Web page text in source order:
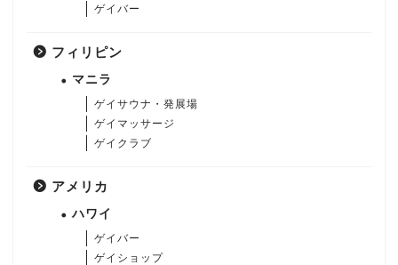
ゲイバー
フィリピン
マニラ
ゲイサウナ・発展場
ゲイマッサージ
ゲイクラブ
アメリカ
ハワイ
ゲイバー
ゲイショップ